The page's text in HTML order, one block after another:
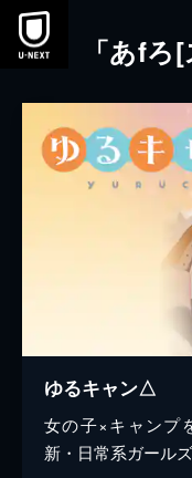
本文へスキップ
「あf
ゆるキャン△
女の子×キャンプ
新・日常系ガール